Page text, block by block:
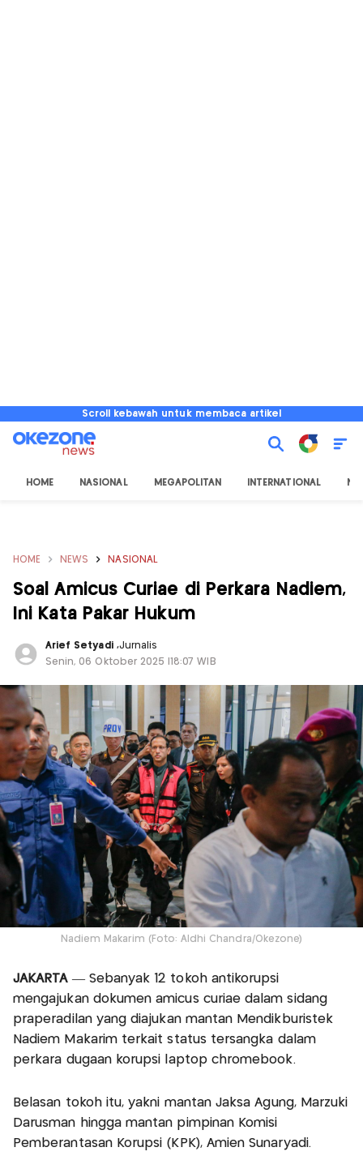
Scroll kebawah untuk membaca artikel
HOME NASIONAL MEGAPOLITAN INTERNATIONAL
HOME NEWS NASIONAL
Soal Amicus Curiae di Perkara Nadiem,
Ini Kata Pakar Hukum
Arief Setyadi ,Jurnalis
Senin, 06 Oktober 2025 |18:07 WIB
Nadiem Makarim (Foto: Aldhi Chandra/Okezone)
JAKARTA— Sebanyak 12 tokoh antikorupsi
mengajukan dokumen amicus curiae dalam sidang
praperadilan yang diajukan mantan Mendikburistek
Nadiem Makarim terkait status tersangka dalam
perkara dugaan korupsi laptop chromebook.
Belasan tokoh itu, yakni mantan Jaksa Agung, Marzuki
Darusman hingga mantan pimpinan Komisi
Pemberantasan Korupsi (KPK), Amien Sunaryadi.